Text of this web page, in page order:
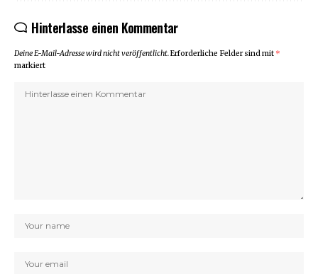
Hinterlasse einen Kommentar
Deine E-Mail-Adresse wird nicht veröffentlicht.Erforderliche Felder sind mit *
markiert